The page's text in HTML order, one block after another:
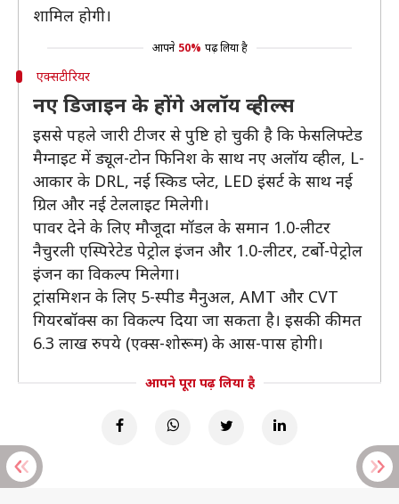
शामिल होगी।
आपने 50% पढ़ लिया है
एक्सटीरियर
नए डिजाइन के होंगे अलॉय व्हील्स
इससे पहले जारी टीजर से पुष्टि हो चुकी है कि फेसलिफ्टेड
मैग्नाइट में ड्यूल-टोन फिनिश के साथ नए अलॉय व्हील, L-
आकार के DRL, नई स्किड प्लेट, LED इंसर्ट के साथ नई
ग्रिल और नई टेललाइट मिलेगी।
पावर देने के लिए मौजूदा मॉडल के समान 1.0-लीटर
नैचुरली एस्पिरेटेड पेट्रोल इंजन और 1.0-लीटर, टर्बो-पेट्रोल
इंजन का विकल्प मिलेगा।
ट्रांसमिशन के लिए 5-स्पीड मैनुअल, AMT और CVT
गियरबॉक्स का विकल्प दिया जा सकता है। इसकी कीमत
6.3 लाख रुपये (एक्स-शोरूम) के आस-पास होगी।
आपने पूरा पढ़ लिया है